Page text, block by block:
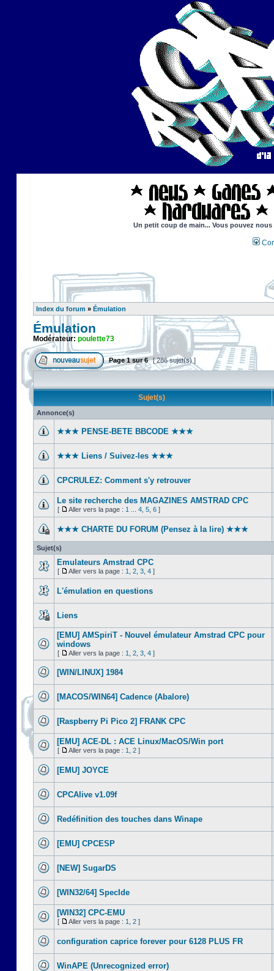
Un petit coup de main... Vous pouvez
Index du forum » Émulation
Émulation
Modérateur: poulette73
Page1sur6 [ 286 sujet(s) ]
Sujet(s)
Annonce(s)
★★★ PENSE-BETE BBCODE ★★★
★★★ Liens / Suivez-les ★★★
CPCRULEZ: Comment s'y retrouver‎
Le site recherche des MAGAZINES AMSTRAD CPC
[ Aller vers la page : 1 4 5 6 ]
★★★ CHARTE DU FORUM (Pensez à la lire) ★★★
Sujet(s)
Emulateurs Amstrad CPC
[ Aller vers la page : 1 2 3 4 ]
L'émulation en questions
Liens
[EMU] AMSpiriT - Nouvel émulateur Amstrad CPC pour
windows
[ Aller vers la page : 1 2 3 4 ]
[WIN/LINUX] 1984
[MACOS/WIN64] Cadence (Abalore)
[Raspberry Pi Pico 2] FRANK CPC
[EMU] ACE-DL : ACE Linux/MacOS/Win port
[ Aller vers la page : 1 2 ]
[EMU] JOYCE
CPCAlive v1.09f
Redéfinition des touches dans Winape
[EMU] CPCESP
[NEW] SugarDS
[WIN32/64] SpecIde
[WIN32] CPC-EMU
[ Aller vers la page : 1 2 ]
configuration caprice forever pour 6128 PLUS FR
WinAPE (Unrecognized error)